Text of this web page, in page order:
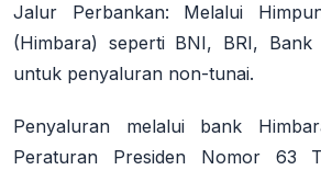
Jalur Perbankan: Melalui
(Himbara) seperti BNI, BRI,
untuk penyaluran non-tunai.
Penyaluran melalui bank
Peraturan Presiden Nomor 63